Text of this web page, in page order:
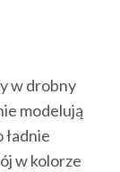
w drobny
modelują
w kolorze